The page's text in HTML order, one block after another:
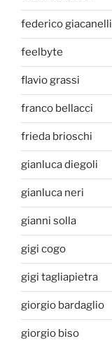
federico giacanelli
feelbyte
flavio grassi
franco bellacci
frieda brioschi
gianluca diegoli
gianluca neri
gianni solla
gigi cogo
gigi tagliapietra
giorgio bardaglio
giorgio biso